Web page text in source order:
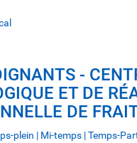
-
ET DE
DE
plein | Mi-temps | Temps-